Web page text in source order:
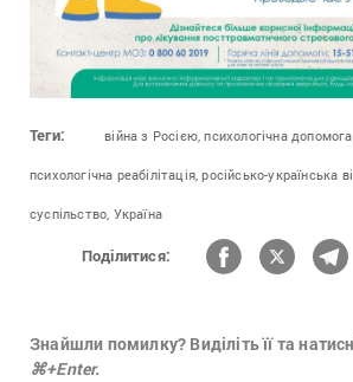
Теги: війна з Росією, психологічна допомога,
психологічна реабілітація, російсько-українська
суспільство, Україна
Поділитися:
Знайшли помилку? Виділіть її та
⌘+Enter.